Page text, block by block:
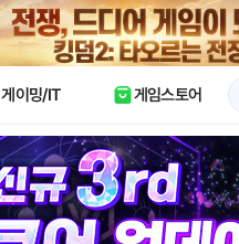
X
게이밍/IT 게임스토어